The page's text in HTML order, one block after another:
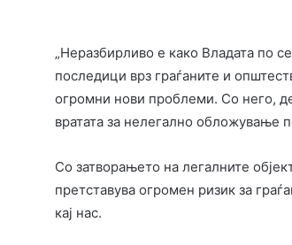
„Неразбирливо е како Владата по
последици врз граѓаните и
огромни нови проблеми. Со него,
вратата за нелегално обложување
Со затворањето на легалните
претставува огромен ризик за
кај нас.